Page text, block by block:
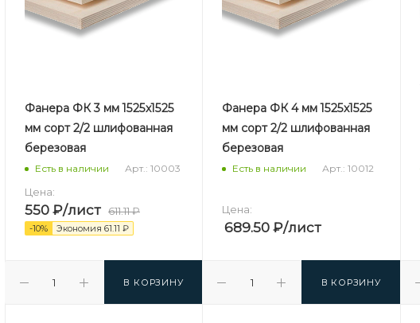
Фанера ФК 3 мм 1525х1525
мм сорт 2/2 шлифованная
березовая
Есть в наличии Арт.: 10003
Цена:
550 ₽/лист 611.11₽
-10% Экономия 61.11 ₽
В КОРЗИНУ
Фанера ФК 4 мм 1525х1525
мм сорт 2/2 шлифованная
березовая
Есть в наличии Арт.: 10012
Цена:
689.50 ₽/лист
В КОРЗИНУ